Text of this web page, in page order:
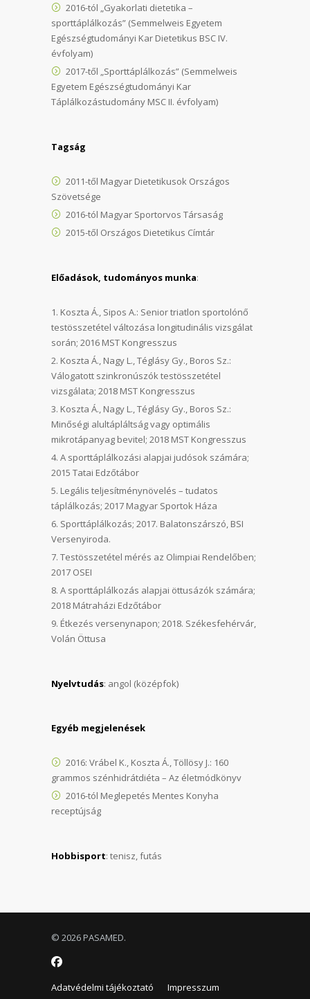
2016-tól „Gyakorlati dietetika –
sporttáplálkozás” (Semmelweis Egyetem
Egészségtudományi Kar Dietetikus BSC IV.
évfolyam)
2017-től „Sporttáplálkozás” (Semmelweis
Egyetem Egészségtudományi Kar
Táplálkozástudomány MSC II. évfolyam)
Tagság
2011-től Magyar Dietetikusok Országos
Szövetsége
2016-tól Magyar Sportorvos Társaság
2015-től Országos Dietetikus Címtár
Előadások, tudományos munka:
Koszta Á., Sipos A.: Senior triatlon sportolónő
testösszetétel változása longitudinális vizsgálat
során; 2016 MST Kongresszus
Koszta Á., Nagy L., Téglásy Gy., Boros Sz.:
Válogatott szinkronúszók testösszetétel
vizsgálata; 2018 MST Kongresszus
Koszta Á., Nagy L., Téglásy Gy., Boros Sz.:
Minőségi alultápláltság vagy optimális
mikrotápanyag bevitel; 2018 MST Kongresszus
A sporttáplálkozási alapjai judósok számára;
2015 Tatai Edzőtábor
Legális teljesítménynövelés – tudatos
táplálkozás; 2017 Magyar Sportok Háza
Sporttáplálkozás; 2017. Balatonszárszó, BSI
Versenyiroda.
Testösszetétel mérés az Olimpiai Rendelőben;
2017 OSEI
A sporttáplálkozás alapjai öttusázók számára;
2018 Mátraházi Edzőtábor
Étkezés versenynapon; 2018. Székesfehérvár,
Volán Öttusa
Nyelvtudás: angol (középfok)
Egyéb megjelenések
2016: Vrábel K., Koszta Á., Töllösy J.: 160
grammos szénhidrátdiéta – Az életmódkönyv
2016-tól Meglepetés Mentes Konyha
receptújság
Hobbisport: tenisz, futás
© 2026 PASAMED.
Adatvédelmi tájékoztató Impresszum